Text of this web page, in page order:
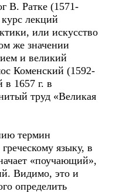
В. Ратке (1571-
лекций
или искусство
же значении
и великий
Коменский (1592-
1657 г. в
труд «Великая
термин
языку, в
«поучающий»,
Видимо, это и
определить